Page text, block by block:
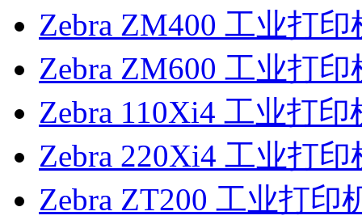
Zebra ZM400 工业打印
Zebra ZM600 工业打印
Zebra 110Xi4 工业打印
Zebra 220Xi4 工业打印
Zebra ZT200 工业打印